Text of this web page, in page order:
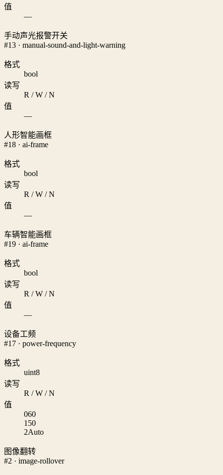
值
—
手动声光报警开关
#13 · manual-sound-and-light-warning
格式
bool
读写
R / W / N
值
—
人形智能画框
#18 · ai-frame
格式
bool
读写
R / W / N
值
—
车辆智能画框
#19 · ai-frame
格式
bool
读写
R / W / N
值
—
设备工频
#17 · power-frequency
格式
uint8
读写
R / W / N
值
060
1 50
2Auto
图像翻转
#2 · image-rollover